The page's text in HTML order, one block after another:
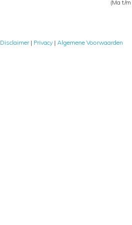
(Ma t/
Disclaimer| Privacy | Algemene Voorwaarden